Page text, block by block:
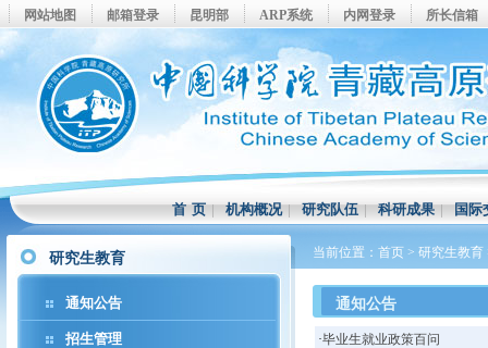
网站地图 邮箱登录 昆明部 ARP系统 内网登录 所长信箱
首 页|机构概况|研究队伍|科研成果|国际
研究生教育
通知公告
招生管理
当前位置： 首页 > 研究生教育
通知公告
·毕业生就业政策百问